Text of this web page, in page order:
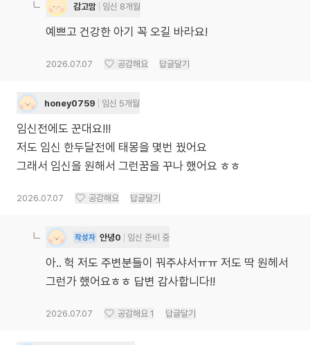
감고맘 임신 8개월
예쁘고 건강한 아기 꼭 오길 바라요!
2026.07.07 공감해요 답글달기
honey0759 임신 5개월
임신전에도 꾼대요!!!
저도 임신 한두달전에 태몽을 몇번 꿨어요
그래서 임신을 원해서 그런꿈을 꾸나 했어요 ㅎㅎ
2026.07.07 공감해요 답글달기
작성자 안녕0 임신 준비 중
아.. 헉 저도 주변분들이 꿔주샤서ㅠㅠ 저도 딱 원헤서
그런가 했어요ㅎㅎ 답변 감사합니다!!
2026.07.07 공감해요 1 답글달기